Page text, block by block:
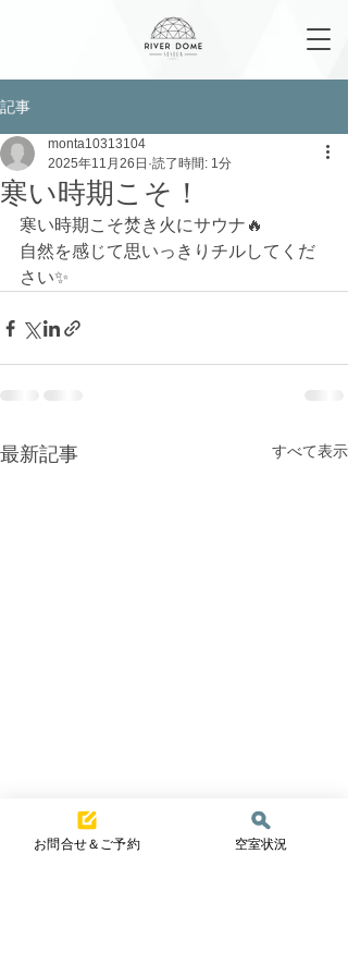
記事
寒い時期こそ！
monta10313104
2025年11月26日 読了時間: 1分
寒い時期こそ焚き火にサウナ🔥
自然を感じて思いっきりチルしてくだ
さい✨
最新記事 すべて表示
お問合せ＆ご予約 空室状況